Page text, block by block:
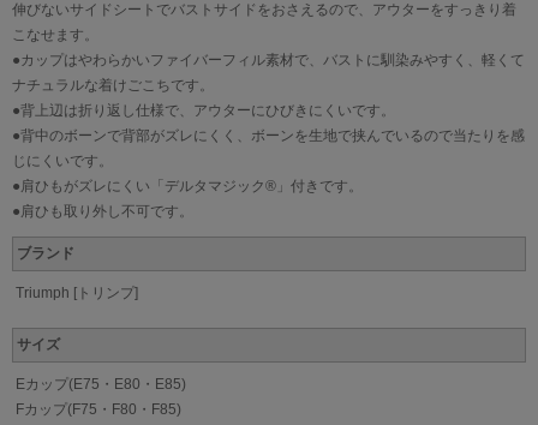
伸びないサイドシートでバストサイドをおさえるので、アウターをすっきり着
こなせます。
●カップはやわらかいファイバーフィル素材で、バストに馴染みやすく、軽くて
ナチュラルな着けごこちです。
●背上辺は折り返し仕様で、アウターにひびきにくいです。
●背中のボーンで背部がズレにくく、ボーンを生地で挟んでいるので当たりを感
じにくいです。
●肩ひもがズレにくい「デルタマジック®」付きです。
●肩ひも取り外し不可です。
ブランド
Triumph [トリンプ]
サイズ
Eカップ(E75・E80・E85)
Fカップ(F75・F80・F85)